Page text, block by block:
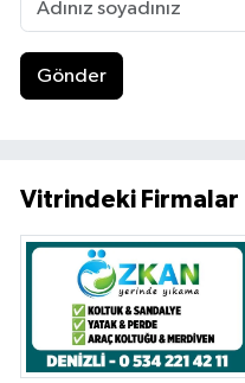
Gönder
Vitrindeki Firmalar